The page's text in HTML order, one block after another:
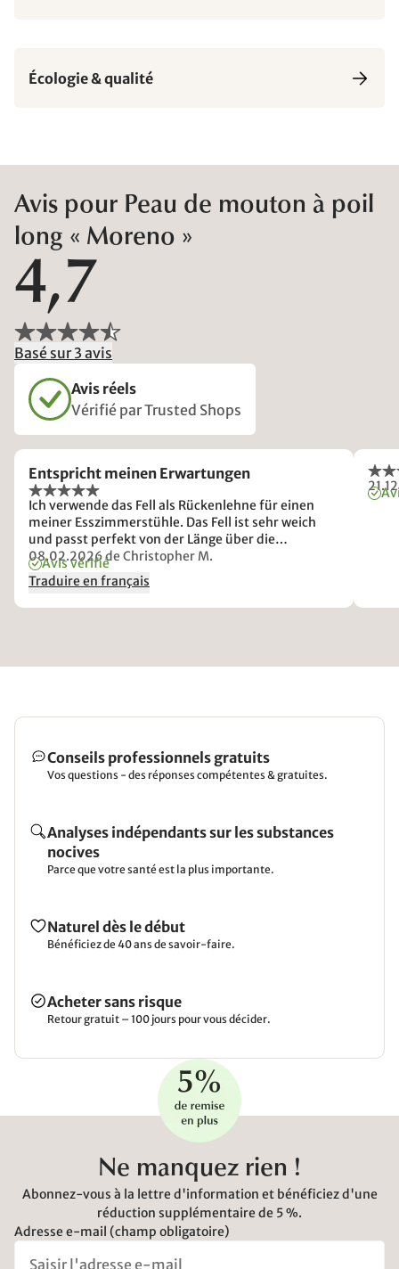
Écologie & qualité
Avis pour Peau de mouton à poil
long « Moreno »
4,7
Basé sur 3 avis
Avis réels
Vérifié par Trusted Shops
Entspricht meinen Erwartungen
Ich verwende das Fell als Rückenlehne für einen
meiner Esszimmerstühle. Das Fell ist sehr weich
und passt perfekt von der Länge über die
Rückenlehne, ohne dass es runterrutscht, selbst
wenn ich mich längere Zeit dagegen lehne. Die Felle
unterscheiden sich aber von der Dicke. Bei meiner
zweiten Bestellung fiel das Fell etwas schlanker aus
08.02.2026de Christopher M.
Avis vérifié
Traduire en français
Conseils professionnels gratuits
Vos questions - des réponses compétentes & gratuites.
Analyses indépendants sur les substances
nocives
Parce que votre santé est la plus importante.
Naturel dès le début
Bénéficiez de 40 ans de savoir-faire.
Acheter sans risque
Retour gratuit – 100 jours pour vous décider.
Ne manquez rien !
Abonnez-vous à la lettre d'information et bénéficiez d'une
réduction supplémentaire de 5 %.
Adresse e-mail (champ obligatoire)